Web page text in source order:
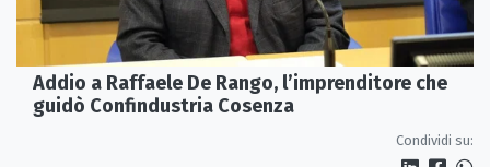
Addio a Raffaele De Rango, l’imprenditore che
guidò Confindustria Cosenza
Condividi su: